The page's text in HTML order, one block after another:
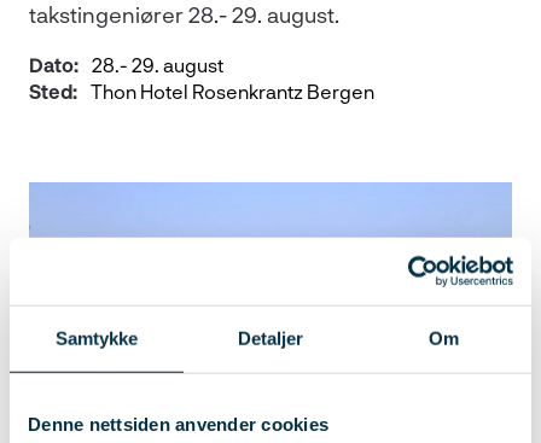
Samtykke Detaljer Om
Denne nettsiden anvender cookies
takstingeniører 28.- 29. august.
Dato: 28.- 29. august
Sted: Thon Hotel Rosenkrantz Bergen